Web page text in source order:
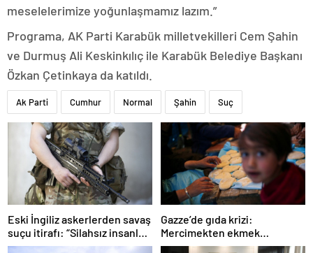
meselelerimize yoğunlaşmamız lazım.”
Programa, AK Parti Karabük milletvekilleri Cem Şahin
ve Durmuş Ali Keskinkılıç ile Karabük Belediye Başkanı
Özkan Çetinkaya da katıldı.
Ak Parti Cumhur Normal Şahin Suç
Eski İngiliz askerlerden savaş
suçu itirafı: “Silahsız insanları
uykuda öldürdüler”
Gazze’de gıda krizi:
Mercimekten ekmek
yapıyorlar